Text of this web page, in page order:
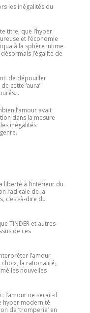
les inégalités du
titre, que l’hyper
et l’économie
à la sphère intime
l’égalité de
de dépouiller
cette ‘aura’
l’amour avait
dans la mesure
inégalités
liberté à l’intérieur du
radicale de la
c’est-à-dire du
TINDER et autres
de ces
l’amour
choix, la rationalité,
les nouvelles
l’amour ne serait-il
hyper modernité
de ‘tromperie’ en